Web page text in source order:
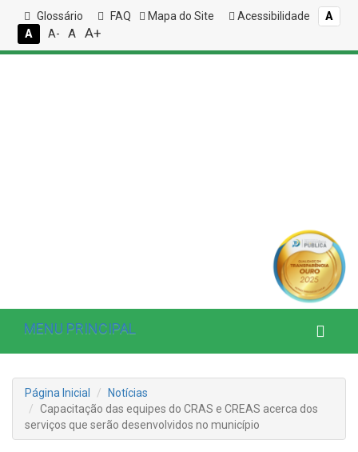
Glossário FAQ Mapa do Site Acessibilidade
A
A
A- A A+
MENU PRINCIPAL
Página Inicial
Notícias
Capacitação das equipes do CRAS e CREAS acerca dos
serviços que serão desenvolvidos no município